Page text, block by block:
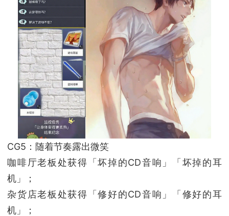
CG5：随着节奏露出微笑
咖啡厅老板处获得「坏掉的CD音响」「坏掉的耳
机」；
杂货店老板处获得「修好的CD音响」「修好的耳
机」；